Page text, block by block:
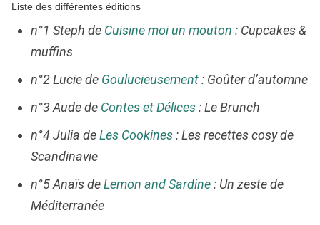
Liste des différentes éditions
n°1 Steph de Cuisine moi un mouton : Cupcakes &
muffins
n°2 Lucie de Goulucieusement: Goûter d’automne
n°3 Aude de Contes et Délices: Le Brunch
n°4 Julia deLes Cookines: Les recettes cosy de
Scandinavie
n°5 Anaïs deLemon and Sardine: Un zeste de
Méditerranée